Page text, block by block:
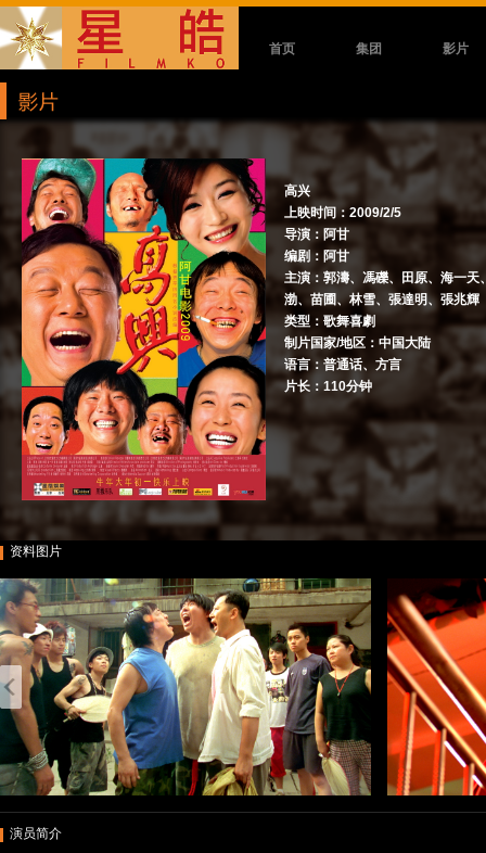
首页 集团 影片
高兴
上映时间：2009/2/5
导演：阿甘
编剧：阿甘
主演：郭濤、馮礫、田原、海一天
渤、苗圃、林雪、張達明、張兆輝
类型：歌舞喜劇
制片国家/地区：中国大陆
语言：普通话、方言
片长：110分钟
资料图片
演员简介